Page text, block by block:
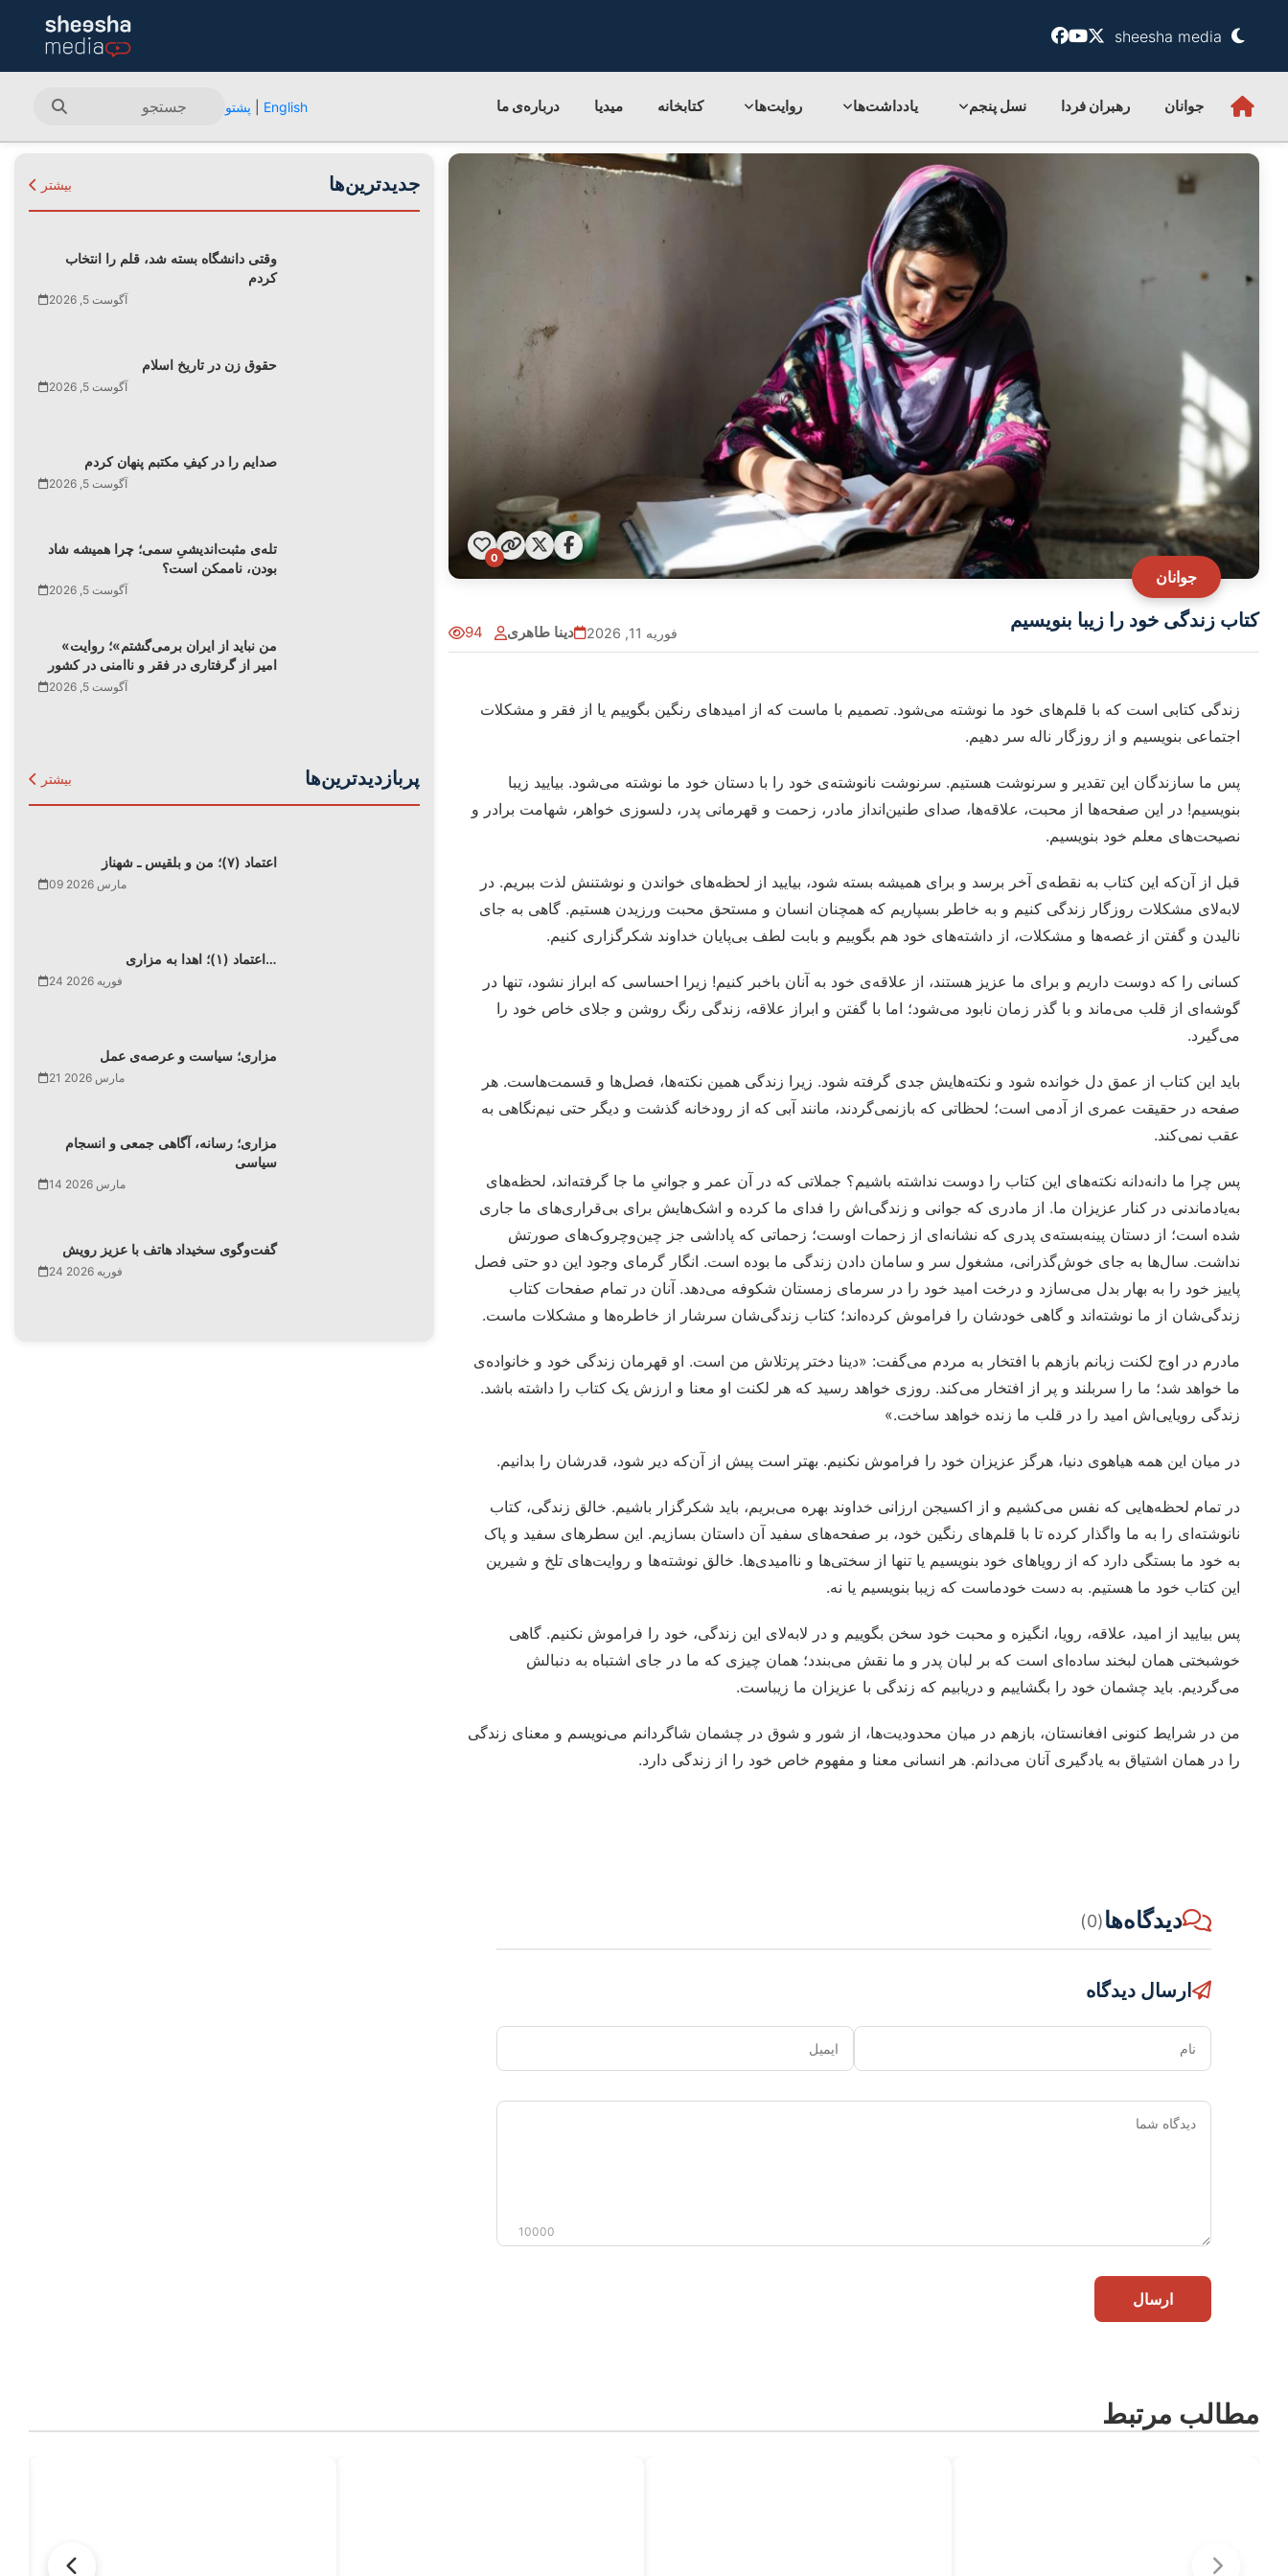
sheesha media
جوانان رهبران فردا نسل پنجم یادداشت‌ها روایت‌ها کتابخانه میدیا درباره‌ی‌ ما English پشتو
جوانان
0
کتاب زندگی خود را زیبا بنویسیم
94 دینا طاهری فوریه 11, 2026
زندگی کتابی است که با قلم‌های خود ما نوشته می‌شود. تصمیم با ماست که از امیدهای رنگین بگوییم یا از فقر و مشکلات
اجتماعی بنویسیم و از روزگار ناله سر دهیم.
پس ما سازندگان این تقدیر و سرنوشت هستیم. سرنوشت نانوشته‌ی خود را با دستان خود ما نوشته می‌شود. بیایید زیبا
بنویسیم! در این صفحه‌ها از محبت، علاقه‌ها، صدای طنین‌انداز مادر، زحمت و قهرمانی پدر، دلسوزی خواهر، شهامت برادر و
نصیحت‌های معلم خود بنویسیم.
قبل از آن‌که این کتاب به نقطه‌ی آخر برسد و برای همیشه بسته شود، بیایید از لحظه‌های خواندن و نوشتنش لذت ببریم. در
لابه‌لای مشکلات روزگار زندگی کنیم و به خاطر بسپاریم که همچنان انسان و مستحق محبت ورزیدن هستیم. گاهی به جای
نالیدن و گفتن از غصه‌ها و مشکلات، از داشته‌های خود هم بگوییم و بابت لطف بی‌پایان خداوند شکرگزاری کنیم.
کسانی را که دوست داریم و برای ما عزیز هستند، از علاقه‌ی‌ خود به آنان باخبر کنیم! زیرا احساسی که ابراز نشود، تنها در
گوشه‌ای از قلب می‌ماند و با گذر زمان نابود می‌شود؛ اما با گفتن و ابراز علاقه، زندگی رنگ روشن و جلای خاص خود را
می‌گیرد.
باید این کتاب از عمق دل خوانده شود و نکته‌هایش جدی گرفته شود. زیرا زندگی همین نکته‌ها، فصل‌ها و قسمت‌هاست. هر
صفحه در حقیقت عمری از آدمی است؛ لحظاتی که بازنمی‌گردند، مانند آبی که از رودخانه گذشت و دیگر حتی نیم‌نگاهی به
عقب نمی‌کند.
پس چرا ما دانه‌دانه نکته‌های این کتاب را دوست نداشته باشیم؟ جملاتی که در آن عمر و جوانی‌ِ ما جا گرفته‌اند، لحظه‌های
به‌یادماندنی در کنار عزیزان ما. از مادری که جوانی و زندگی‌اش را فدای ما کرده و اشک‌هایش برای بی‌قراری‌های ما جاری
شده است؛ از دستان پینه‌بسته‌ی پدری که نشانه‌ای از زحمات اوست؛ زحماتی که پاداشی جز چین‌وچروک‌های صورتش
نداشت. سال‌ها به جای خوش‌گذرانی، مشغول سر و سامان دادن زندگی ما بوده است. انگار گرمای وجود این دو حتی فصل
پاییز خود را به بهار بدل می‌سازد و درخت امید خود را در سرمای زمستان شکوفه می‌دهد. آنان در تمام صفحات کتاب
زندگی‌شان از ما نوشته‌اند و گاهی خودشان را فراموش کرده‌اند؛ کتاب زندگی‌شان سرشار از خاطره‌ها و مشکلات ماست.
مادرم در اوج لکنت زبانم بازهم با افتخار به مردم می‌گفت: «دینا دختر پرتلاش من است. او قهرمان زندگی خود و خانواده‌ی
ما خواهد شد؛ ما را سربلند و پر از افتخار می‌کند. روزی خواهد رسید که هر لکنت او معنا و ارزش یک کتاب را داشته باشد.
زندگی رویایی‌اش امید را در قلب ما زنده خواهد ساخت.»
در میان این همه هیاهوی دنیا، هرگز عزیزان خود را فراموش نکنیم. بهتر است پیش از آن‌که دیر شود، قدرشان را بدانیم.
در تمام لحظه‌هایی که نفس می‌کشیم و از اکسیجن ارزانی خداوند بهره می‌بریم، باید شکرگزار باشیم. خالق زندگی، کتاب
نانوشته‌ای را به ما واگذار کرده تا با قلم‌های رنگین خود، بر صفحه‌های سفید آن داستان بسازیم. این سطرهای سفید و پاک
به خود ما بستگی دارد که از رویاهای خود بنویسیم یا تنها از سختی‌ها و ناامیدی‌ها. خالق نوشته‌ها و روایت‌های تلخ و شیرین
این کتاب خود ما هستیم. به دست خودماست که زیبا بنویسیم یا نه.
پس بیایید از امید، علاقه، رویا، انگیزه و محبت خود سخن بگوییم و در لابه‌لای این زندگی، خود را فراموش نکنیم. گاهی
خوشبختی همان لبخند ساده‌ای است که بر لبان پدر و ما نقش می‌بندد؛ همان چیزی که ما در جای اشتباه به دنبالش
می‌گردیم. باید چشمان خود را بگشاییم و دریابیم که زندگی با عزیزان ما زیباست.
من در شرایط کنونی افغانستان، بازهم در میان محدودیت‌ها، از شور و شوق در چشمان شاگردانم می‌نویسم و معنای زندگی
را در همان اشتیاق به یادگیری آنان می‌دانم. هر انسانی معنا و مفهوم خاص خود را از زندگی دارد.
دیدگاه‌ها(0)
ارسال دیدگاه
نام ایمیل
دیدگاه
10000
ارسال
جدیدترین‌ها بیشتر
وقتی دانشگاه بسته شد، قلم را انتخاب
کردم
آگوست 5, 2026
حقوق زن در تاریخ اسلام
آگوست 5, 2026
صدایم را در کیفِ مکتبم پنهان کردم
آگوست 5, 2026
تله‌‌ی مثبت‌اندیشیِ سمی؛ چرا همیشه شاد
بودن، ناممکن است؟
آگوست 5, 2026
«من نباید از ایران برمی‌گشتم»؛ روایت
امیر از گرفتاری در فقر و ناامنی در کشور
آگوست 5, 2026
پربازدیدترین‌ها بیشتر
اعتماد (۷)؛ من و بلقیس ـ شهناز
09 مارس 2026
اعتماد (۱)؛ اهدا به مزاری…
24 فوریه 2026
مزاری؛ سیاست و عرصه‌ی عمل
21 مارس 2026
مزاری؛ رسانه، آگاهی جمعی و انسجام
سیاسی
14 مارس 2026
گفت‌وگوی سخیداد هاتف با عزیز رویش
24 فوریه 2026
مطالب مرتبط